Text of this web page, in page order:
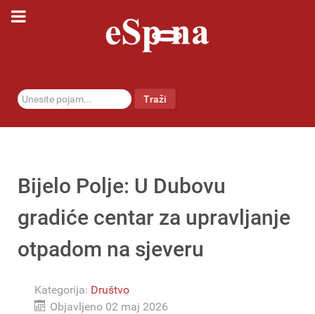
traži... Traži
Bijelo Polje: U Dubovu
gradiće centar za upravljanje
otpadom na sjeveru
Kategorija: Društvo
Objavljeno 02 maj 2026